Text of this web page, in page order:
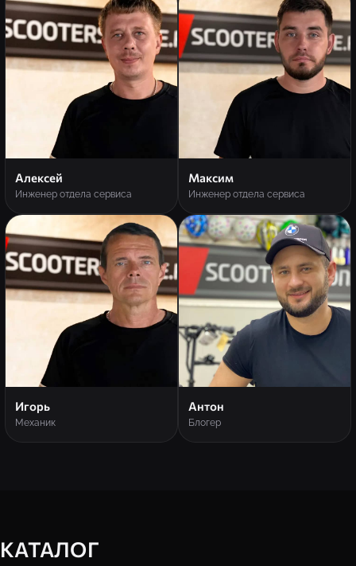
Алексей
Инженер отдела сервиса
Максим
Инженер отдела сервиса
Игорь
Механик
Антон
Блогер
КАТАЛОГ